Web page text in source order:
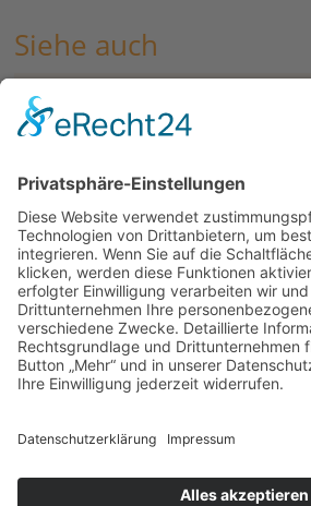
Siehe auch
Mehr zur Ukraine-Hilfe auf dieser
Links
Kolpingwerk Bezirksverband
Kolpingstiftung-Rudolf-Geiselberger
Downloads
Kolping-Hilfstransport Ukraine Liste
03
© 2026 | Kolpingwerk Diözesanverband